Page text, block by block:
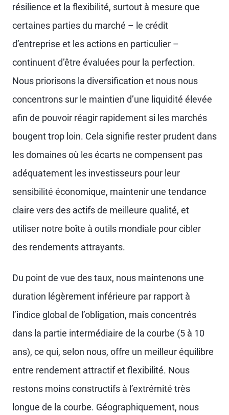
résilience et la flexibilité, surtout à mesure que
certaines parties du marché – le crédit
d’entreprise et les actions en particulier –
continuent d’être évaluées pour la perfection.
Nous priorisons la diversification et nous nous
concentrons sur le maintien d’une liquidité élevée
afin de pouvoir réagir rapidement si les marchés
bougent trop loin. Cela signifie rester prudent dans
les domaines où les écarts ne compensent pas
adéquatement les investisseurs pour leur
sensibilité économique, maintenir une tendance
claire vers des actifs de meilleure qualité, et
utiliser notre boîte à outils mondiale pour cibler
des rendements attrayants.
Du point de vue des taux, nous maintenons une
duration légèrement inférieure par rapport à
l’indice global de l’obligation, mais concentrés
dans la partie intermédiaire de la courbe (5 à 10
ans), ce qui, selon nous, offre un meilleur équilibre
entre rendement attractif et flexibilité. Nous
restons moins constructifs à l’extrémité très
longue de la courbe. Géographiquement, nous